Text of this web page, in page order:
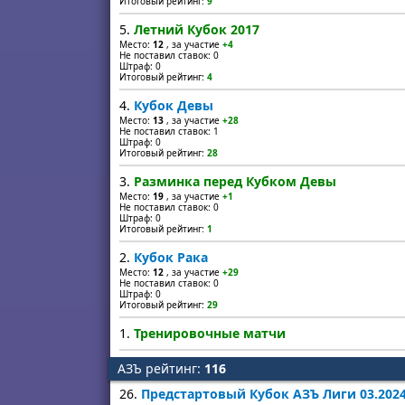
5. Летний Кубок 2017
Место: 12 , за участие +4
Не поставил ставок: 0
Штраф: 0
Итоговый рейтинг: 4
4. Кубок Девы
Место: 13 , за участие +28
Не поставил ставок: 1
Штраф: 0
Итоговый рейтинг: 28
3. Разминка перед Кубком Девы
Место: 19 , за участие +1
Не поставил ставок: 0
Штраф: 0
Итоговый рейтинг: 1
2. Кубок Рака
Место: 12 , за участие +29
Не поставил ставок: 0
Штраф: 0
Итоговый рейтинг: 29
1. Тренировочные матчи
АЗЪ рейтинг: 116
26. Предстартовый Кубок АЗЪ Лиги